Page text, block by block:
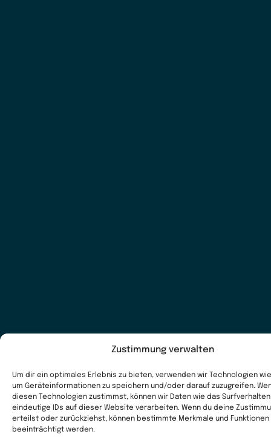
Zustimmung verwalten
Um dir ein optimales Erlebnis zu bieten, verwenden wir Technologien
um Geräteinformationen zu speichern und/oder darauf zuzugreifen.
diesen Technologien zustimmst, können wir Daten wie das
eindeutige IDs auf dieser Website verarbeiten. Wenn du deine
erteilst oder zurückziehst, können bestimmte Merkmale und Funktionen
beeinträchtigt werden.